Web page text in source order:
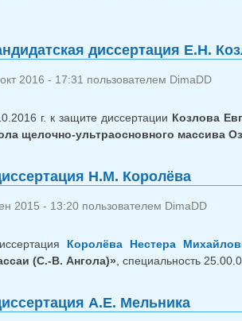
диссертация Е.Н.
2016 - 17:31 пользователем DimaDD
г. к защите диссертации Козлова
щелочно-ультраосновного массива
Н.М. Королёва
2015 - 13:20 пользователем DimaDD
Королёва Нестера
(С.-В. Ангола)» , специальность
А.Е. Мельника